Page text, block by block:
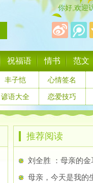
你好,欢迎
祝福语 情书 范文
丰子恺 心情签名
谚语大全 恋爱技巧
推荐阅读
刘全胜 ：母亲的金
母亲，今天是我的